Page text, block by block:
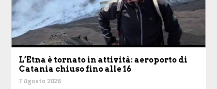
L’Etna è tornato in attività: aeroporto di
Catania chiuso fino alle 16
7 Agosto 2026